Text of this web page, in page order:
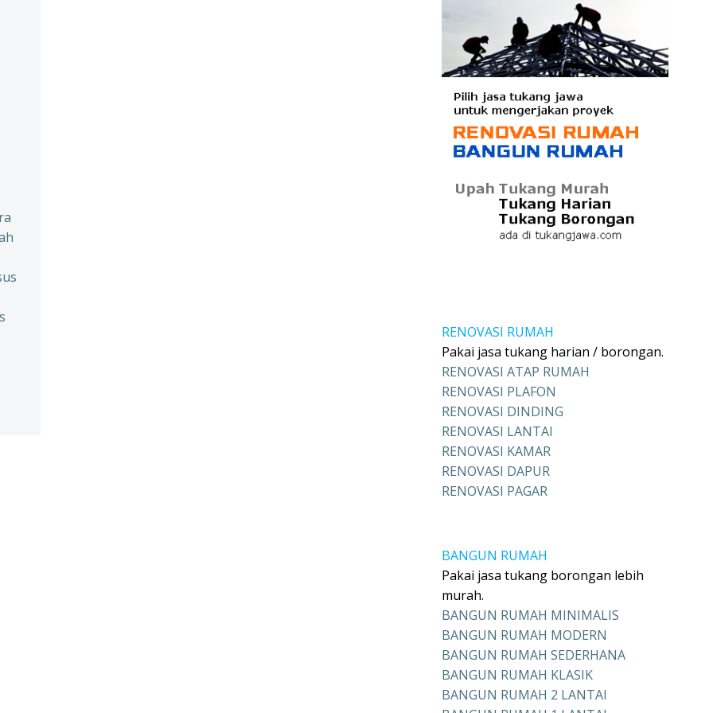
RENOVASI RUMAH
Pakai jasa tukang harian / borongan.
RENOVASI ATAP RUMAH
RENOVASI PLAFON
RENOVASI DINDING
RENOVASI LANTAI
RENOVASI KAMAR
RENOVASI DAPUR
RENOVASI PAGAR
BANGUN RUMAH
Pakai jasa tukang borongan lebih
murah.
BANGUN RUMAH MINIMALIS
BANGUN RUMAH MODERN
BANGUN RUMAH SEDERHANA
BANGUN RUMAH KLASIK
BANGUN RUMAH 2 LANTAI